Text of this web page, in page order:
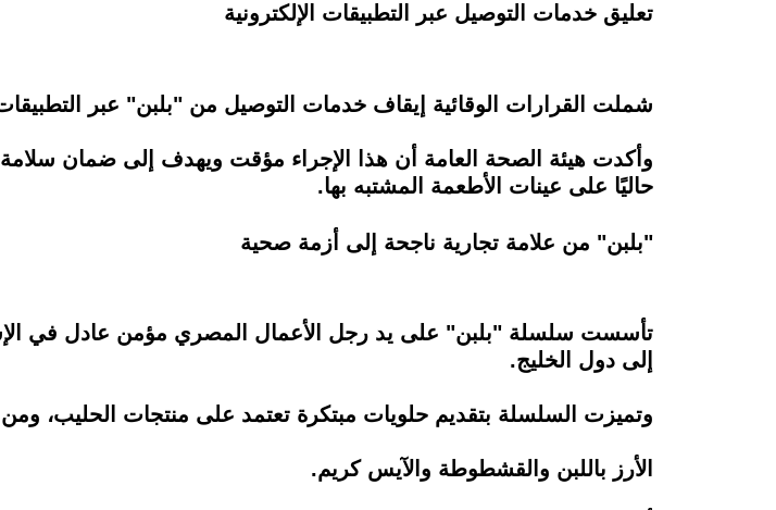
تعليق خدمات التوصيل عبر التطبيقات الإلكترونية
شملت القرارات الوقائية إيقاف خدمات التوصيل من "بلبن" عبر
وأكدت هيئة الصحة العامة أن هذا الإجراء مؤقت ويهدف إلى ضمان
حاليًا على عينات الأطعمة المشتبه بها.
"بلبن" من علامة تجارية ناجحة إلى أزمة صحية
تأسست سلسلة "بلبن" على يد رجل الأعمال المصري مؤمن عادل في
إلى دول الخليج.
وتميزت السلسلة بتقديم حلويات مبتكرة تعتمد على منتجات الحليب،
الأرز باللبن والقشطوطة والآيس كريم.